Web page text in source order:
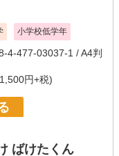
小学校低学年
4-477-03037-1 / A4判
円+税)
ばけたくん